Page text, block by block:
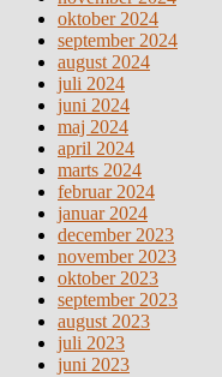
oktober 2024
september 2024
august 2024
juli 2024
juni 2024
maj 2024
april 2024
marts 2024
februar 2024
januar 2024
december 2023
november 2023
oktober 2023
september 2023
august 2023
juli 2023
juni 2023